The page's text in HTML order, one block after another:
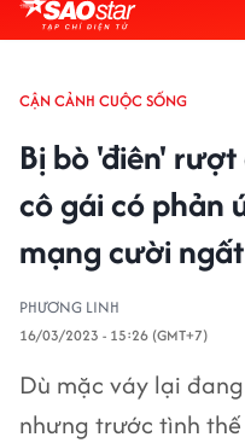
CẬN CẢNH CUỘC SỐNG
Bị bò 'điên'
cô gái có phản
mạng cười ngất
PHƯƠNG LINH
16/03/2023 - 15:26 (GMT+7)
Dù mặc váy lại
nhưng trước tình